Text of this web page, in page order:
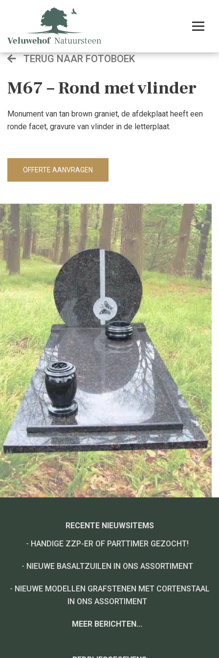
TERUG NAAR FOTOBOEK
M67 – Rond met vlinder
Monument van tan brown graniet, de afdekplaat heeft een
ronde facet, gravure van vlinder in de letterplaat.
OFFERTE AANVRAGEN
RECENTE NIEUWSITEMS
- HANDIGE ZZP-ER OF PARTTIMER GEZOCHT!
- NIEUWE BASALTZUILEN IN ONS ASSORTIMENT
- NIEUWE MODELLEN GRAFSTENEN MET CORTENSTAAL
IN ONS ASSORTIMENT
MEER BERICHTEN...